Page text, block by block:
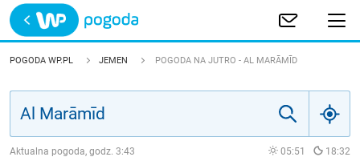
Trwa ładowanie
POLSKA
POGODA WP.PL JEMEN POGODA NA JUTRO - AL MARĀMĪD
Aktualna pogoda, godz. 3:43 05:51 18:32